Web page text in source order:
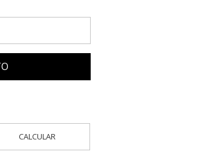
CALCULAR